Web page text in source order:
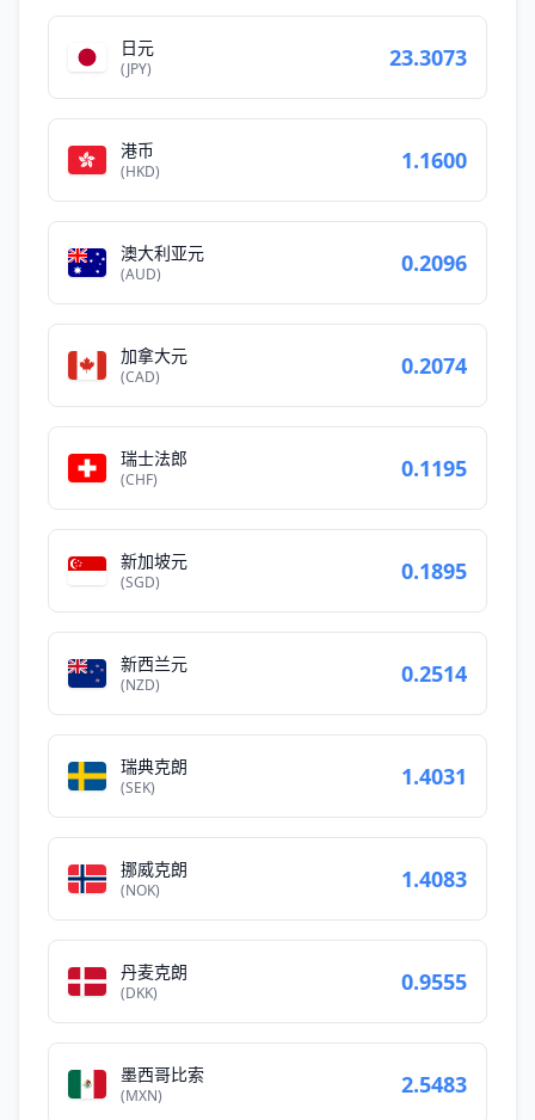
日元
(JPY) 23.3073
港币
(HKD) 1.1600
澳大利亚元
(AUD) 0.2096
加拿大元
(CAD) 0.2074
瑞士法郎
(CHF) 0.1195
新加坡元
(SGD) 0.1895
新西兰元
(NZD) 0.2514
瑞典克朗
(SEK) 1.4031
挪威克朗
(NOK) 1.4083
丹麦克朗
(DKK) 0.9555
墨西哥比索
(MXN) 2.5483